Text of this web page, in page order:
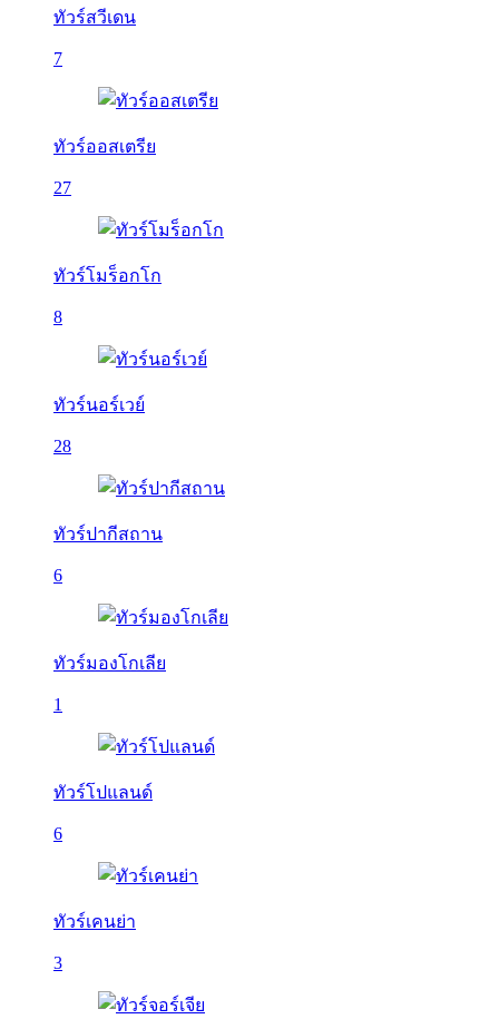
ทัวร์สวีเดน
7
ทัวร์ออสเตรีย
27
ทัวร์โมร็อกโก
8
ทัวร์นอร์เวย์
28
ทัวร์ปากีสถาน
6
ทัวร์มองโกเลีย
1
ทัวร์โปแลนด์
6
ทัวร์เคนย่า
3